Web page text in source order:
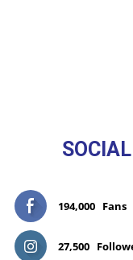
194,000 Fans
27,500